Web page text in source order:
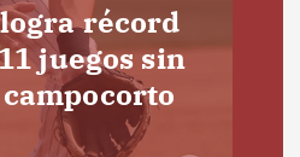
récord
juegos sin